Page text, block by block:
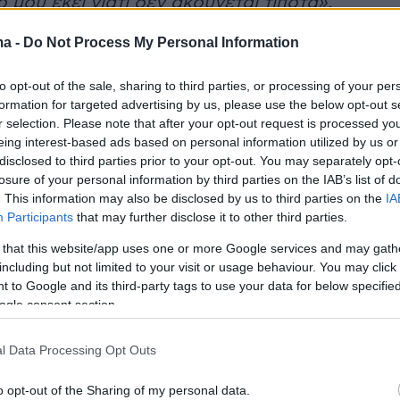
- Do Not Process My Personal Information
opt-out of the sale, sharing to third parties, or processing of your
for targeted advertising by us, please use the below opt-out
selection. Please note that after your opt-out request is processed
interest-based ads based on personal information utilized by us
to third parties prior to your opt-out. You may separately
of your personal information by third parties on the IAB’s list of
This information may also be disclosed by us to third parties on the
Participants that may further disclose it to other third parties.
that this website/app uses one or more Google services and may
but not limited to your visit or usage behaviour. You may
to Google and its third-party tags to use your data for below
consent section.
Data Processing Opt Outs
opt-out of the Sharing of my personal data.
v-d1swuqg59izd)
ο τραγουδιστής θυμήθηκε τα παιδικά του
ποιος είμαι, είμαι πολύ σίγουρος για το
μου έχει δώσει η φύση και ο Θεός. Οι γονείς
να είμαι χαμηλών τόνων. Ας έρθει ο
παράσταση και θα καταλάβει ποιος είμαι.
πήγαινα σε πάρτι και έβγαζα πολλές
ίσως ξοδευόμουν σε λάθος στιγμές. Αλλά
μέρος της νεότητας. Από τον Μάριο ως